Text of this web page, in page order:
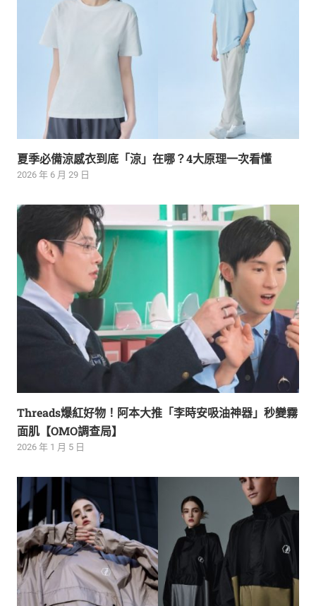
夏季必備涼感衣到底「涼」在哪？4大原理一次看懂
2026 年 6 月 29 日
Threads爆紅好物！阿本大推「李時安吸油神器」秒變霧
面肌【OMO調查局】
2026 年 1 月 5 日